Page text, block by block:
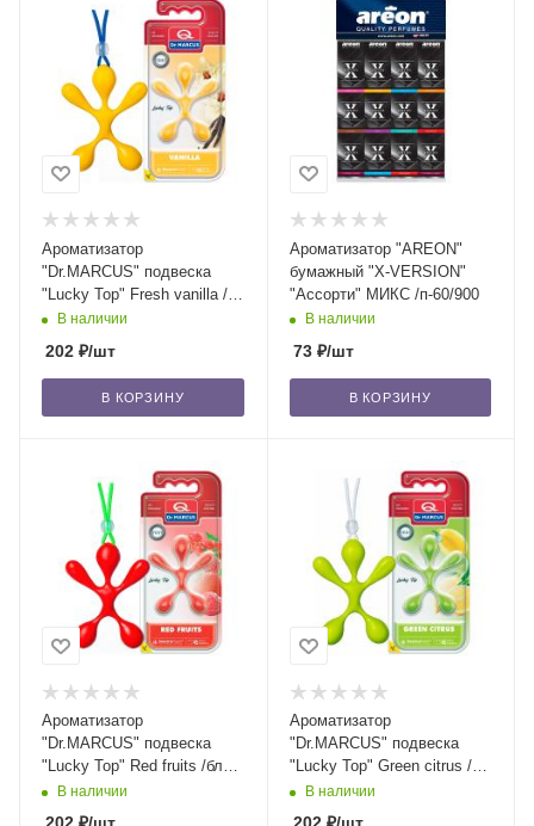
Ароматизатор
"Dr.MARCUS" подвеска
"Lucky Top" Fresh vanilla /
блок 14/56
В наличии
202 ₽/шт
В КОРЗИНУ
Ароматизатор "AREON"
бумажный "X-VERSION"
"Ассорти" МИКС /п-60/900
В наличии
73₽/шт
В КОРЗИНУ
Ароматизатор
"Dr.MARCUS" подвеска
"Lucky Top" Red fruits /блок
14/56В наличии
Ароматизатор
"Dr.MARCUS" подвеска
"Lucky Top" Green citrus /
блок 14/56
В наличии